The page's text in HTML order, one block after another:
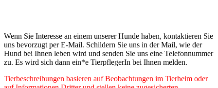
Wenn Sie Interesse an einem unserer Hunde haben, kontaktieren Sie
uns bevorzugt per E-Mail. Schildern Sie uns in der Mail, wie der
Hund bei Ihnen leben wird und senden Sie uns eine Telefonnummer
zu. Es wird sich dann ein*e TierpflegerIn bei Ihnen melden.
Tierbeschreibungen basieren auf Beobachtungen im Tierheim oder